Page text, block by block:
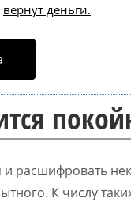
вернут деньги.
и расшифровать
К числу